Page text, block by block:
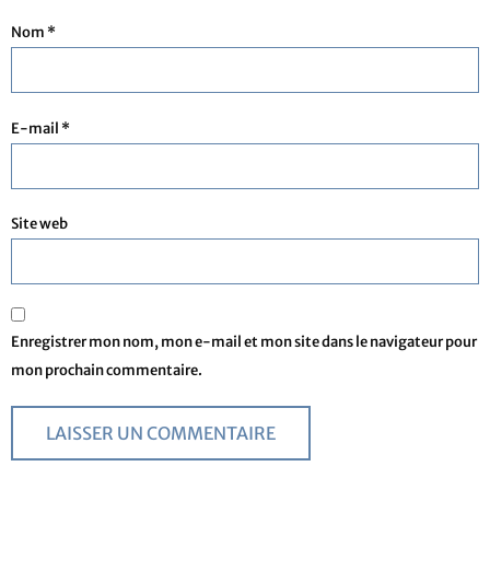
Nom *
E-mail *
Site web
Enregistrer mon nom, mon e-mail et mon site dans le navigateur pour
mon prochain commentaire.